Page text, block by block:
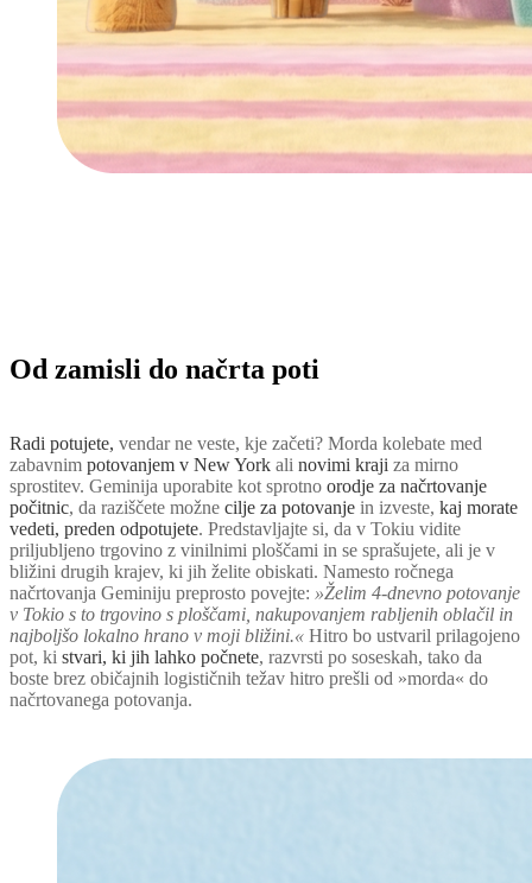
Od zamisli do načrta poti
Radi potujete, vendar ne veste, kje začeti? Morda kolebate med
zabavnim potovanjem v New York ali novimi kraji za mirno
sprostitev. Geminija uporabite kot sprotno orodje za načrtovanje
počitnic, da raziščete možne cilje za potovanje in izveste, kaj morate
vedeti, preden odpotujete. Predstavljajte si, da v Tokiu vidite
priljubljeno trgovino z vinilnimi ploščami in se sprašujete, ali je v
bližini drugih krajev, ki jih želite obiskati. Namesto ročnega
načrtovanja Geminiju preprosto povejte: »Želim 4-dnevno potovanje
v Tokio s to trgovino s ploščami, nakupovanjem rabljenih oblačil in
najboljšo lokalno hrano v moji bližini.« Hitro bo ustvaril prilagojeno
pot, ki stvari, ki jih lahko počnete, razvrsti po soseskah, tako da
boste brez običajnih logističnih težav hitro prešli od »morda« do
načrtovanega potovanja.